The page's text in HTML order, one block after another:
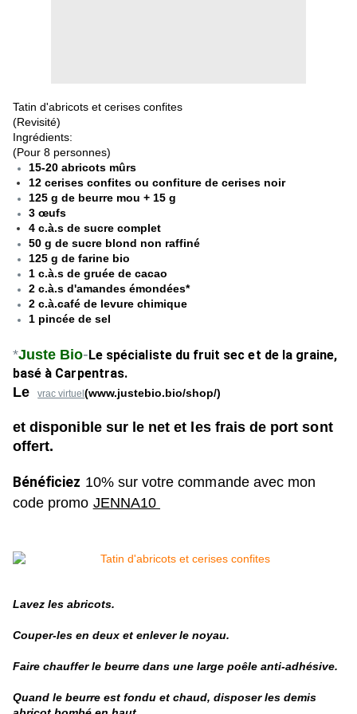
Tatin d'abricots et cerises confites
(Revisité)
Ingrédients:
(Pour 8 personnes)
15-20 abricots mûrs
12 cerises confites ou confiture de cerises noir
125 g de beurre mou + 15 g
3 œufs
4 c.à.s de sucre complet
50 g de sucre blond non raffiné
125 g de farine bio
1 c.à.s de gruée de cacao
2 c.à.s d'amandes émondées*
2 c.à.café de levure chimique
1 pincée de sel
*Juste Bio- Le spécialiste du fruit sec et de la graine,
basé à Carpentras.
Le vrac virtuel(www.justebio.bio/shop/)
et disponible sur le net et les frais de port sont
offert.
Bénéficiez 10% sur votre commande avec mon
code promo JENNA10
Lavez les abricots.
Couper-les en deux et enlever le noyau.
Faire chauffer le beurre dans une large poêle anti-adhésive.
Quand le beurre est fondu et chaud, disposer les demis